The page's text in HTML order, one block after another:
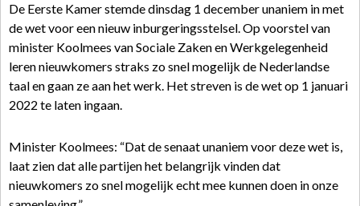
De Eerste Kamer stemde dinsdag 1 december unaniem in met
de wet voor een nieuw inburgeringsstelsel. Op voorstel van
minister Koolmees van Sociale Zaken en Werkgelegenheid
leren nieuwkomers straks zo snel mogelijk de Nederlandse
taal en gaan ze aan het werk. Het streven is de wet op 1 januari
2022 te laten ingaan.
Minister Koolmees: “Dat de senaat unaniem voor deze wet is,
laat zien dat alle partijen het belangrijk vinden dat
nieuwkomers zo snel mogelijk echt mee kunnen doen in onze